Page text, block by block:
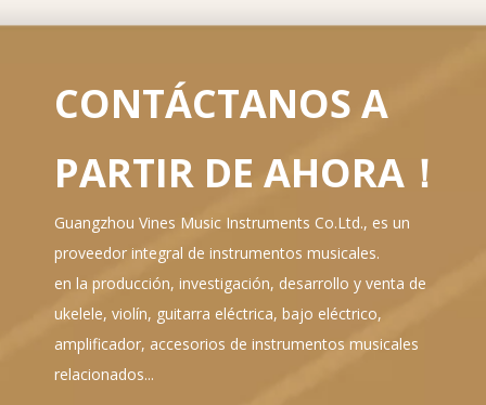
CONTÁCTANOS A
PARTIR DE AHORA！
Guangzhou Vines Music Instruments Co.Ltd., es un
proveedor integral de instrumentos musicales.
en la producción, investigación, desarrollo y venta de
ukelele, violín, guitarra eléctrica, bajo eléctrico,
amplificador, accesorios de instrumentos musicales
relacionados...